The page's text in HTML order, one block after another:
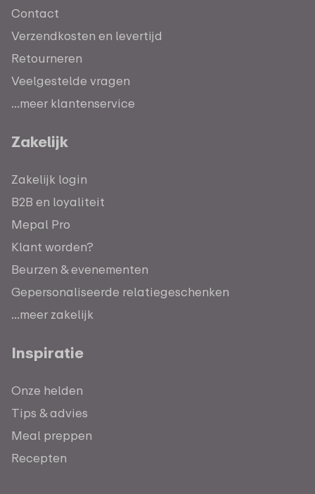
Contact
Verzendkosten en levertijd
Retourneren
Veelgestelde vragen
...meer klantenservice
Zakelijk
Zakelijk login
B2B en loyaliteit
Mepal Pro
Klant worden?
Beurzen & evenementen
Gepersonaliseerde relatiegeschenken
...meer zakelijk
Inspiratie
Onze helden
Tips & advies
Meal preppen
Recepten